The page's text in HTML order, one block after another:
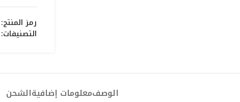
رمز المنتج:
التصنيفات:
الوصفمعلومات إضافيةالشحن